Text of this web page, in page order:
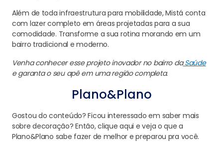
Além de toda infraestrutura para mobilidade, Mistá conta
com lazer completo em áreas projetadas para a sua
comodidade. Transforme a sua rotina morando em um
bairro tradicional e moderno.
Venha conhecer esse projeto inovador no bairro daSaúde
e garanta o seu apê em uma região completa.
Plano&Plano
Gostou do conteúdo? Ficou interessado em saber mais
sobre decoração? Então, clique aqui e veja o que a
Plano&Plano sabe fazer de melhor e preparou pra você.